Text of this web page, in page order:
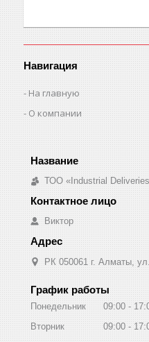
Навигация
На главную
О компании
ТОО «Industrial
Виктор
РК 050061 г. Алматы,
График работы
Понедельник 09:00
Вторник
09:00